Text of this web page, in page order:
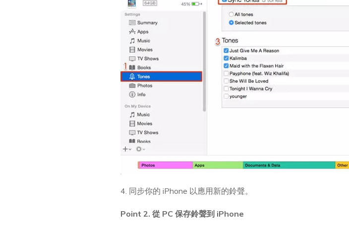
4. 同步你的 iPhone 以應用新的鈴聲。
Point 2. 從 PC 保存鈴聲到 iPhone